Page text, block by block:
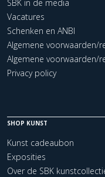
SBK in de media
Vacatures
Schenken en ANBI
Algemene voorwaarden/
Algemene voorwaarden/
Privacy policy
SHOP KUNST
Kunst cadeaubon
Exposities
Over de SBK